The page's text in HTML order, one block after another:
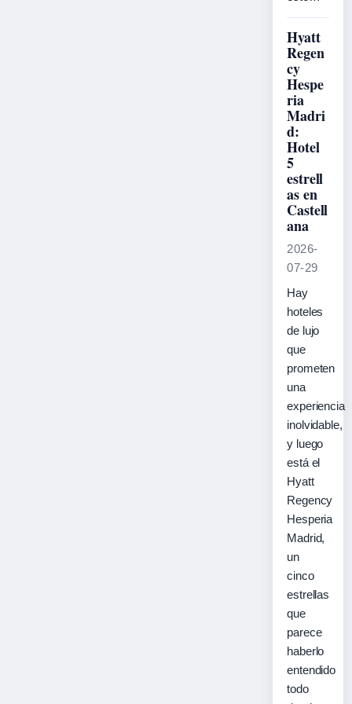
Hyatt
Regen
cy
Hespe
ria
Madri
d:
Hotel
5
estrell
as en
Castell
ana
2026-
07-29
Hay
hoteles
de lujo
que
prometen
una
experiencia
inolvidable,
y luego
está el
Hyatt
Regency
Hesperia
Madrid,
un
cinco
estrellas
que
parece
haberlo
entendido
todo